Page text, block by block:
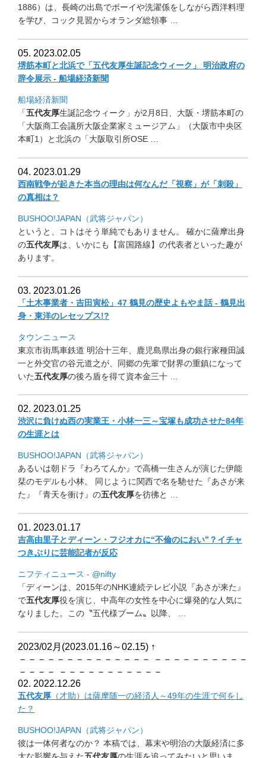
1886）は、 長崎の出島でボーイや洗濯係をしながら西洋料理
を学び、
コック見習からオランダ総領事 …
05. 2023.02.05
堺筋本町と北浜で「五代友厚生誕記念ウィーク」 明治政府の
辞令展示 - 船場経済新聞
船場経済新聞
「五代友厚生誕記念ウィーク」が2月8日、大阪・堺筋本町の
「大阪商工会議所大阪企業家ミュージアム」（大阪市中央区
本町1）
と北浜の「大阪取引所OSE …
04. 2023.01.29
西南戦争が起きた本当の理由は何なんだ「視察」が「刺殺」
の真相は？
BUSHOO!JAPAN（武将ジャパン）
というと、コトはそう単純でもありません。 確かに薩摩出身
の五代友厚は、いかにも【富国路線】 の代表者といった趣が
あります。
03. 2023.01.26
「土木事業者・吉田寅松」47 鶴見の歴史よもやま話 - 鶴見出
身・東洋のレセップス!?
タウンニュース
東京市街馬車鉄道 明治十三年、
鹿児島県出身の銀行家種田誠
一と外交官の谷元道之が、 同郷の先輩で財界の重鎮になって
いた五代友厚の後ろ盾を得て資本金三十 …
02. 2023.01.25
渋沢に負けぬ西の実業王・小林一三～宝塚も成功させた84年
の生涯とは
BUSHOO!JAPAN（武将ジャパン）
あるいは朝ドラ『わろてんか』 で高橋一生さんが演じた伊能
栞のモデルも小林。 同じように関西で名を馳せた『あさが来
た』『青天を衝け』の五代友厚を彷彿と …
01. 2023.01.17
吉高由里子とディーン・フジオカに“不倫のにおい”？ イチャ
つきぶりに芸能記者が反応
ニフティニュース - @nifty
「ディーンは、2015年のNHK連続テレビ小説『あさが来た』
で五代友厚役を演じ、 中高年の女性を中心に爆発的な人気に
なりました。この〝五代様ブーム〟以降、 …
2023/02月(2023.01.16～02.15) ↑
－－－－－－－－－－－－－－ －－－－－－－－－－
－－－－ －－－－－－－－－－－
02. 2022.12.26
五代友厚 （才助）は薩摩随一の経済人～49年の生涯で何をし
た？
BUSHOO!JAPAN（武将ジャパン）
彼は一体何者なのか？ 本稿では、幕末や明治の大阪経済に多